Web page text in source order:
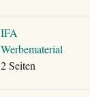
IFA
Werbematerial
2 Seiten